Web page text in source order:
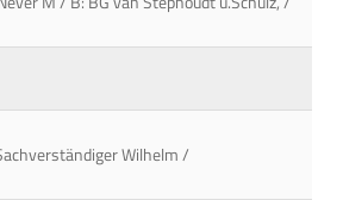
Wilhelm /